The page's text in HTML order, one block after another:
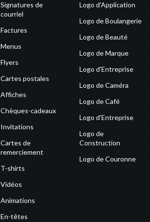
Signatures de
courriel
Factures
Menus
Flyers
Cartes postales
Affiches
Chèques-cadeaux
Invitations
Cartes de
remerciement
T-shirts
Vidéos
Animations
En-têtes
Logo d'Application
Logo de Boulangerie
Logo de Beauté
Logo de Marque
Logo d'Entreprise
Logo de Caméra
Logo de Café
Logo d'Entreprise
Logo de
Construction
Logo de Couronne